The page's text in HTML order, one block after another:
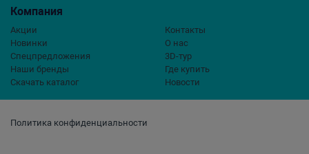
Политика конфиденциальности
Компания
Акции
Новинки
Спецпредложения
Наши бренды
Скачать каталог
Контакты
О нас
3D-тур
Где купить
Новости